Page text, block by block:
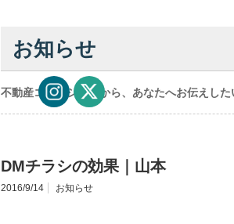
お知らせ
不動産コレクションから、あなたへお伝えした
DMチラシの効果｜山本
2016/9/14 お知らせ